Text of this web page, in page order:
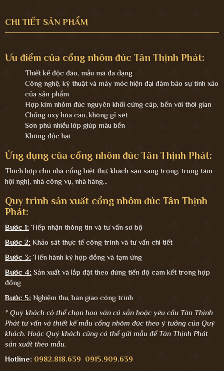
CHI TIẾT SẢN PHẨM
Ưu điểm của cổng nhôm đúc Tân Thịnh Phát:
Thiết kế độc đáo, mẫu mã đa dạng
Công nghệ, kỹ thuật và máy móc hiện đại đảm bảo sự tinh xảo
của sản phẩm
Hợp kim nhôm đúc nguyên khối cứng cáp, bền với thời gian
Chống oxy hóa cao, không gỉ sét
Sơn phủ nhiều lớp giúp màu bền
Không độc hại
Ứng dụng của cổng nhôm đúc Tân Thịnh Phát:
Thích hợp cho nhà cổng biệt thự, khách sạn sang trọng, trung tâm
hội nghị, nhà công vụ, nhà hàng...
Quy trình sản xuất cổng nhôm đúc Tân Thịnh
Phát:
Bước 1: Tiếp nhận thông tin và tư vấn sơ bộ
Bước 2: Khảo sát thực tế công trình và tư vấn chi tiết
Bước 3: Tiến hành ký hợp đồng và tạm ứng
Bước 4: Sản xuất và lắp đặt theo đúng tiến độ cam kết trong hợp
đồng
Bước 5: Nghiệm thu, bàn giao công trình
* Quý khách có thể chọn hoa văn có sẵn hoặc yêu cầu Tân Thịnh
Phát tư vấn và thiết kế mẫu cổng nhôm đúc theo ý tưởng của Quý
khách. Hoặc Quý khách cũng có thể gửi mẫu để Tân Thịnh Phát
sản xuất theo mẫu.
Hotline: 0982.818.639 0915.909.639